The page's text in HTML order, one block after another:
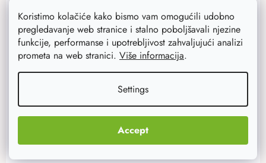
Koristimo kolačiće kako bismo vam omogućili udobno
pregledavanje web stranice i stalno poboljšavali njezine
funkcije, performanse i upotrebljivost zahvaljujući analizi
prometa na web stranici. Više informacija.
Settings
Accept
70,20 €
87,70 €
Na zalihi3 kom
ADD TO CART
sekundi. Savršeno se uklapa u hodnik ili predsoblje.